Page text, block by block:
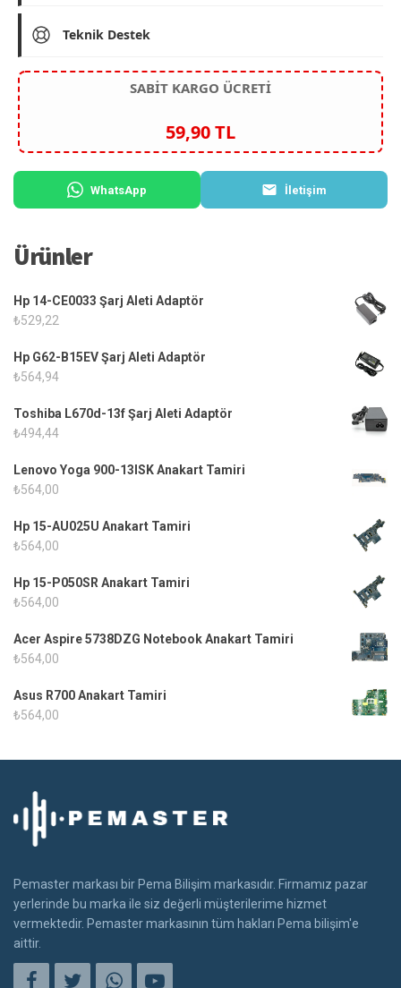
Teknik Destek
SABİT KARGO ÜCRETİ
59,90 TL
WhatsApp İletişim
Ürünler
Hp 14-CE0033 Şarj Aleti Adaptör
₺529,22
Hp G62-B15EV Şarj Aleti Adaptör
₺564,94
Toshiba L670d-13f Şarj Aleti Adaptör
₺494,44
Lenovo Yoga 900-13ISK Anakart Tamiri
₺564,00
Hp 15-AU025U Anakart Tamiri
₺564,00
Hp 15-P050SR Anakart Tamiri
₺564,00
Acer Aspire 5738DZG Notebook Anakart Tamiri
₺564,00
Asus R700 Anakart Tamiri
₺564,00
Pemaster markası bir Pema Bilişim markasıdır. Firmamız pazar
yerlerinde bu marka ile siz değerli müşterilerime hizmet
vermektedir. Pemaster markasının tüm hakları Pema bilişim'e
aittir.